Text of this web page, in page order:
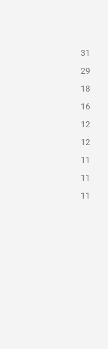
31
29
18
16
12
12
11
11
11